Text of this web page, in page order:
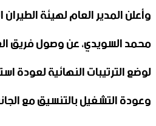
وأعلن المدير العام لهيئة
محمد السويدي، عن وصول فريق
لوضع الترتيبات النهائية لعودة
وعودة التشغيل بالتنسيق مع